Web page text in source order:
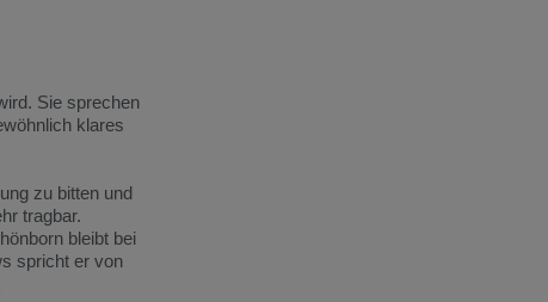
Sie sprechen
klares
zu bitten und
tragbar.
bleibt bei
spricht er von